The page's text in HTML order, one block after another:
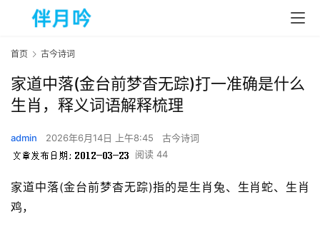
首页 古今诗词
家道中落(金台前梦杳无踪)打一准确是什么
生肖，释义词语解释梳理
admin 2026年6月14日 上午8:45
古今诗词
阅读 44
家道中落(金台前梦杳无踪)指的是生肖兔、生肖蛇、生肖
鸡，